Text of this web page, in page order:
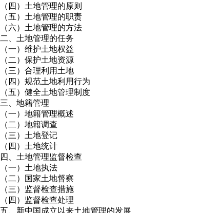
（四）土地管理的原则
（五）土地管理的职责
（六）土地管理的方法
二、土地管理的任务
（一）维护土地权益
（二）保护土地资源
（三）合理利用土地
（四）规范土地利用行为
（五）健全土地管理制度
三、地籍管理
（一）地籍管理概述
（二）地籍调查
（三）土地登记
（四）土地统计
四、土地管理监督检查
（一）土地执法
（二）国家土地督察
（三）监督检查措施
（四）监督检查处理
五、新中国成立以来土地管理的发展